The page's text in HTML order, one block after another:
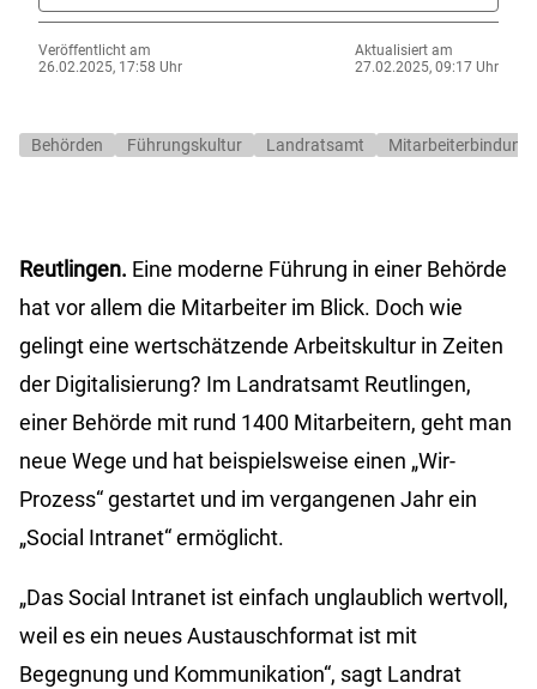
Veröffentlicht am
26.02.2025, 17:58 Uhr
Aktualisiert am
27.02.2025, 09:17 Uhr
Behörden Führungskultur Landratsamt Mitarbeiterbindung
Reutlingen. Eine moderne Führung in einer Behörde
hat vor allem die Mitarbeiter im Blick. Doch wie
gelingt eine wertschätzende Arbeitskultur in Zeiten
der Digitalisierung? Im Landratsamt Reutlingen,
einer Behörde mit rund 1400 Mitarbeitern, geht man
neue Wege und hat beispielsweise einen „Wir-
Prozess“ gestartet und im vergangenen Jahr ein
„Social Intranet“ ermöglicht.
„Das Social Intranet ist einfach unglaublich wertvoll,
weil es ein neues Austauschformat ist mit
Begegnung und Kommunikation“, sagt Landrat